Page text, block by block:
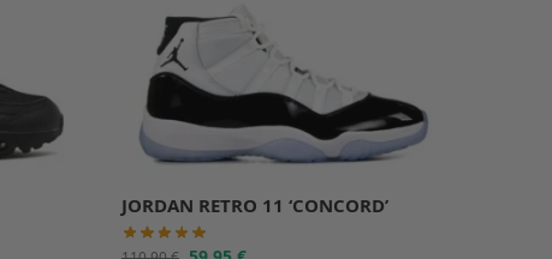
JORDAN RETRO 11 ‘CONCORD’